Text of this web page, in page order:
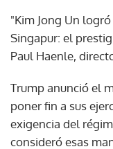
"Kim Jong Un
Singapur: el
Paul Haenle,
Trump anunció el
poner fin a sus
exigencia del
consideró esas